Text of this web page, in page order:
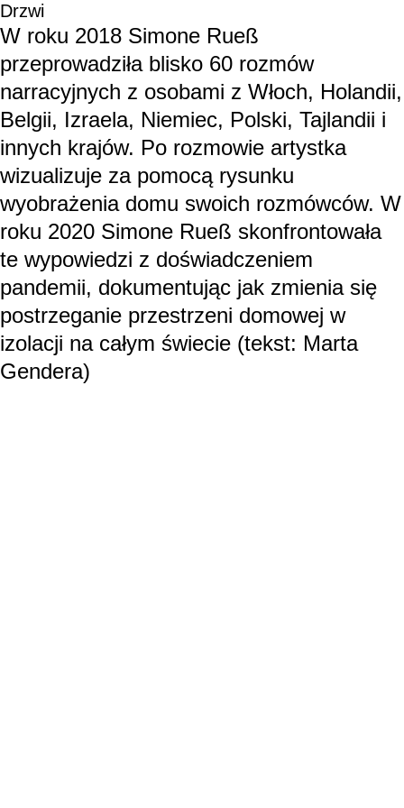
Drzwi
W roku 2018 Simone Rueß
przeprowadziła blisko 60 rozmów
narracyjnych z osobami z Włoch, Holandii,
Belgii, Izraela, Niemiec, Polski, Tajlandii i
innych krajów. Po rozmowie artystka
wizualizuje za pomocą rysunku
wyobrażenia domu swoich rozmówców. W
roku 2020 Simone Rueß skonfrontowała
te wypowiedzi z doświadczeniem
pandemii, dokumentując jak zmienia się
postrzeganie przestrzeni domowej w
izolacji na całym świecie (tekst: Marta
Gendera)